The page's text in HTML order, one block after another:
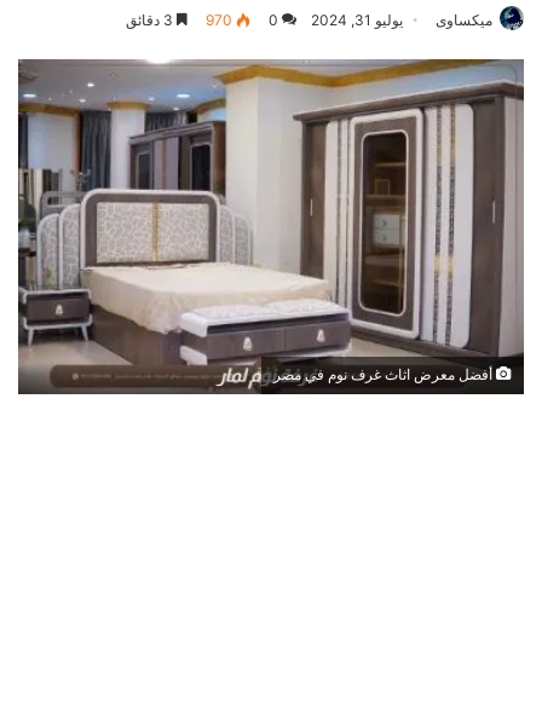
ميكساوى يوليو 31, 2024 0
970
أفضل معرض اثاث غرف نوم في مصر